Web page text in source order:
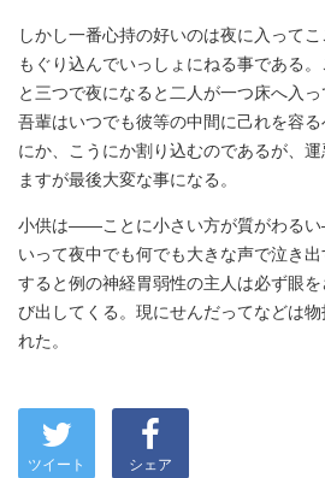
しかし一番心持の好いのは夜に入って
もぐり込んでいっしょにねる事である
と三つで夜になると二人が一つ床へ入っ
吾輩はいつでも彼等の中間に己れを容
にか、こうにか割り込むのであるが、
ますが最後大変な事になる。
小供は――ことに小さい方が質がわる
いって夜中でも何でも大きな声で泣き出
すると例の神経胃弱性の主人は必ず眼
び出してくる。現にせんだってなどは
れた。
ツイート シェア